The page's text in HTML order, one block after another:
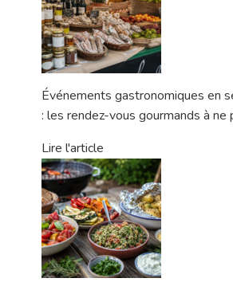
Événements gastronomiques en
: les rendez-vous gourmands à ne
Lire l'article